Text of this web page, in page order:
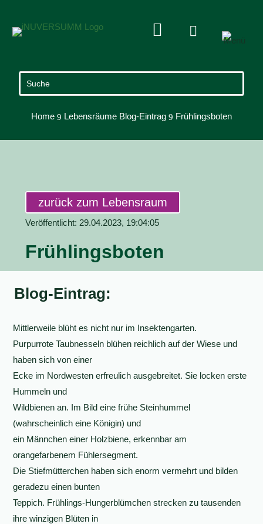
 
Home 9 Lebensräume Blog-Eintrag 9 Frühlingsboten
zurück zum Lebensraum
Veröffentlicht: 29.04.2023, 19:04:05
Frühlingsboten
Blog-Eintrag:
Mittlerweile blüht es nicht nur im Insektengarten.
Purpurrote Taubnesseln blühen reichlich auf der Wiese und
haben sich von einer
Ecke im Nordwesten erfreulich ausgebreitet. Sie locken erste
Hummeln und
Wildbienen an. Im Bild eine frühe Steinhummel
(wahrscheinlich eine Königin) und
ein Männchen einer Holzbiene, erkennbar am
orangefarbenem Fühlersegment.
Die Stiefmütterchen haben sich enorm vermehrt und bilden
geradezu einen bunten
Teppich. Frühlings-Hungerblümchen strecken zu tausenden
ihre winzigen Blüten in